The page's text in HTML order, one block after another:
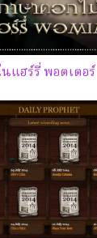
แฮร์รี่ พอตเตอร์